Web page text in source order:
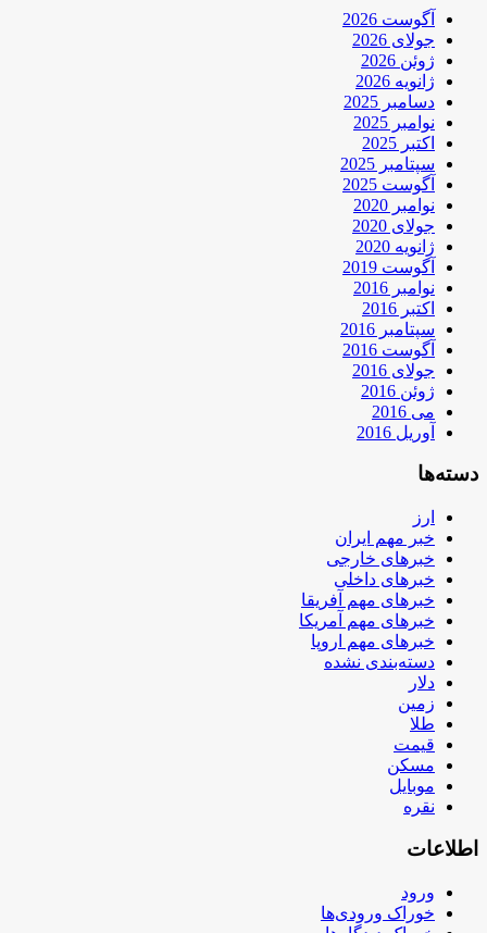
آگوست 2026
جولای 2026
ژوئن 2026
ژانویه 2026
دسامبر 2025
نوامبر 2025
اکتبر 2025
سپتامبر 2025
آگوست 2025
نوامبر 2020
جولای 2020
ژانویه 2020
آگوست 2019
نوامبر 2016
اکتبر 2016
سپتامبر 2016
آگوست 2016
جولای 2016
ژوئن 2016
می 2016
آوریل 2016
دسته‌ها
ارز
خبر مهم ایران
خبرهای خارجی
خبرهای داخلی
خبرهای مهم آفریقا
خبرهای مهم آمریکا
خبرهای مهم اروپا
دسته‌بندی نشده
دلار
زمین
طلا
قیمت
مسکن
موبایل
نقره
اطلاعات
ورود
خوراک ورودی‌ها